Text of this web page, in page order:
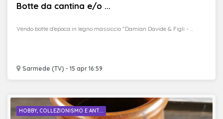
Botte da cantina e/o ...
Sarmede (TV) - 15 apr 16:59
Vendo botte d’epoca in legno massiccio "Damian Davide & Figli - ...
HOBBY, COLLEZIONISMO E ANT...